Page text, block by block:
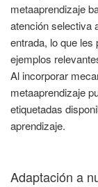
metaaprendizaje
atención selectiva
entrada, lo que
ejemplos
Al incorporar
metaaprendizaje
etiquetadas
aprendizaje.
Adaptación a